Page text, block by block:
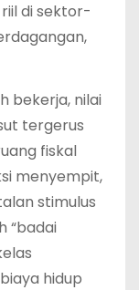
di sektor-
bekerja, nilai
tergerus
fiskal
menyempit,
stimulus
“badai
hidup